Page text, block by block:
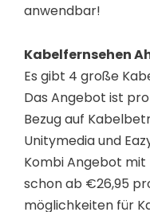
anwendbar!
Kabelfernsehen
Es gibt 4 große
Das Angebot ist
Bezug auf
Unitymedia und
Kombi Angebot mit
schon ab €26,95
möglichkeiten für